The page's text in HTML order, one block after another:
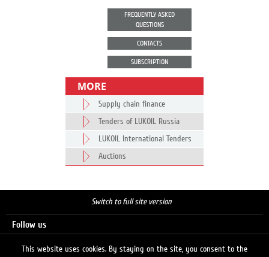
FREQUENTLY ASKED
QUESTIONS
CONTACTS
SUBSCRIPTION
MORE
Supply chain finance
Tenders of LUKOIL Russia
LUKOIL International Tenders
Auctions
Switch to full site version
Follow us
This website uses cookies. By staying on the site, you consent to the